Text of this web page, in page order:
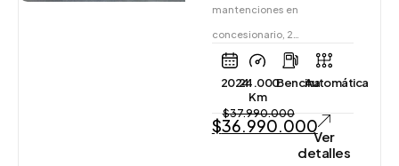
mantenciones en
concesionario, 2…
202424.000
Km
BencinaAutomática
$37.990.000
$36.990.000
Ver
detalles